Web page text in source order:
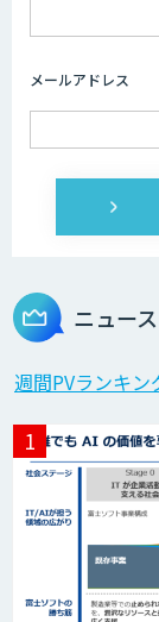
メールアドレス
ニュー
週間PVランキン